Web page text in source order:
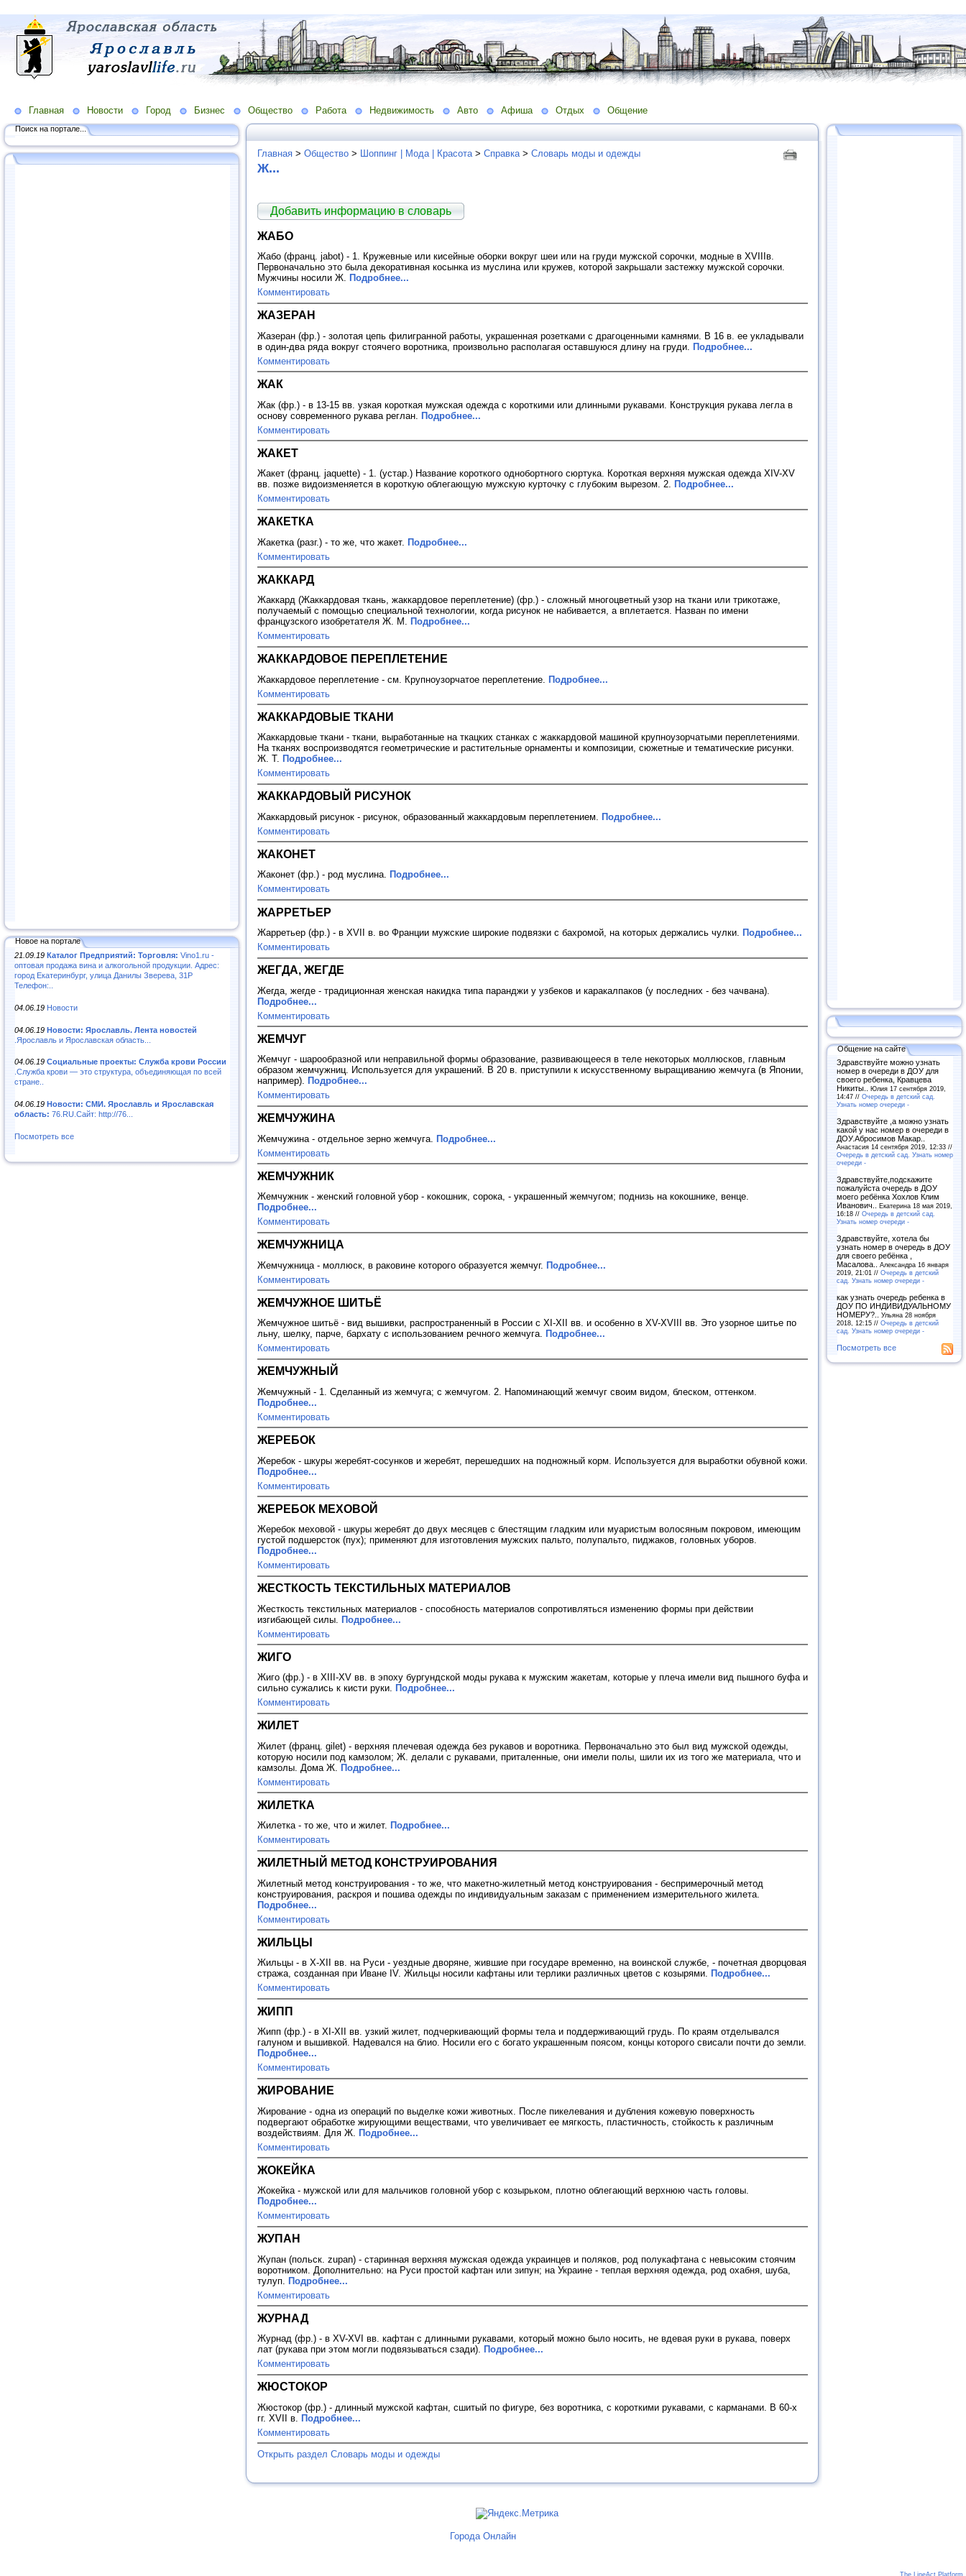
Главная Новости Город Бизнес Общество Работа Недвижимость Авто Афиша Отдых Общение
Поиск на портале...
Новое на портале
21.09.19 Каталог Предприятий: Торговля: Vino1.ru -
оптовая продажа вина и алкогольной продукции. Адрес:
город Екатеринбург, улица Данилы Зверева, 31Р
Телефон:..
04.06.19 Новости
04.06.19 Новости: Ярославль. Лента новостей
.Ярославль и Ярославская область...
04.06.19 Социальные проекты: Служба крови России
.Служба крови — это структура, объединяющая по всей
стране..
04.06.19 Новости: СМИ. Ярославль и Ярославская
область: 76.RU.Сайт: http://76...
Посмотреть все
Главная > Общество > Шоппинг | Мода | Красота > Справка > Словарь моды и одежды
Ж...
Добавить информацию в словарь
ЖАБО
Жабо (франц. jabot) - 1. Кружевные или кисейные оборки вокруг шеи или на груди мужской сорочки, модные в XVIIIв.
Первоначально это была декоративная косынка из муслина или кружев, которой закрьшали застежку мужской сорочки.
Мужчины носили Ж. Подробнее...
Комментировать
ЖАЗЕРАН
Жазеран (фр.) - золотая цепь филигранной работы, украшенная розетками с драгоценными камнями. В 16 в. ее укладывали
в один-два ряда вокруг стоячего воротника, произвольно располагая оставшуюся длину на груди.
Подробнее...
Комментировать
ЖАК
Жак (фр.) - в 13-15 вв. узкая короткая мужская одежда с короткими или длинными рукавами. Конструкция рукава легла в
основу современного рукава реглан. Подробнее...
Комментировать
ЖАКЕТ
Жакет (франц. jaquette) - 1. (устар.) Название короткого однобортного сюртука. Короткая верхняя мужская одежда XIV-XV
вв. позже видоизменяется в короткую облегающую мужскую курточку с глубоким вырезом. 2. Подробнее...
Комментировать
ЖАКЕТКА
Жакетка (разг.) - то же, что жакет. Подробнее...
Комментировать
ЖАККАРД
Жаккард (Жаккардовая ткань, жаккардовое переплетение) (фр.) - сложный многоцветный узор на ткани или трикотаже,
получаемый с помощью специальной технологии, когда рисунок не набивается, а вплетается. Назван по имени
французского изобретателя Ж. М. Подробнее...
Комментировать
ЖАККАРДОВОЕ ПЕРЕПЛЕТЕНИЕ
Жаккардовое переплетение - см. Крупноузорчатое переплетение.
Подробнее...
Комментировать
ЖАККАРДОВЫЕ ТКАНИ
Жаккардовые ткани - ткани, выработанные на ткацких станках с жаккардовой машиной крупноузорчатыми переплетениями.
На тканях воспроизводятся геометрические и растительные орнаменты и композиции, сюжетные и тематические рисунки.
Ж. Т. Подробнее...
Комментировать
ЖАККАРДОВЫЙ РИСУНОК
Жаккардовый рисунок - рисунок, образованный жаккардовым переплетением.
Подробнее...
Комментировать
ЖАКОНЕТ
Жаконет (фр.) - род муслина. Подробнее...
Комментировать
ЖАРРЕТЬЕР
Жарретьер (фр.) - в XVII в. во Франции мужские широкие подвязки с бахромой, на которых держались чулки. Подробнее...
Комментировать
ЖЕГДА, ЖЕГДЕ
Жегда, жегде - традиционная женская накидка типа паранджи у узбеков и каракалпаков (у последних - без чачвана).
Подробнее...
Комментировать
ЖЕМЧУГ
Жемчуг - шарообразной или неправильной формы образование, развивающееся в теле некоторых моллюсков, главным
образом жемчужниц. Используется для украшений. В 20 в. приступили к искусственному выращиванию жемчуга (в Японии,
например). Подробнее...
Комментировать
ЖЕМЧУЖИНА
Жемчужина - отдельное зерно жемчуга. Подробнее...
Комментировать
ЖЕМЧУЖНИК
Жемчужник - женский головной убор - кокошник, сорока, - украшенный жемчугом; поднизь на кокошнике, венце.
Подробнее...
Комментировать
ЖЕМЧУЖНИЦА
Жемчужница - моллюск, в раковине которого образуется жемчуг. Подробнее...
Комментировать
ЖЕМЧУЖНОЕ ШИТЬЁ
Жемчужное шитьё - вид вышивки, распространенный в России с XI-XII вв. и особенно в XV-XVIII вв. Это узорное шитье по
льну, шелку, парче, бархату с использованием речного жемчуга. Подробнее...
Комментировать
ЖЕМЧУЖНЫЙ
Жемчужный - 1. Сделанный из жемчуга; с жемчугом. 2. Напоминающий жемчуг своим видом, блеском, оттенком.
Подробнее...
Комментировать
ЖЕРЕБОК
Жеребок - шкуры жеребят-сосунков и жеребят, перешедших на подножный корм. Используется для выработки обувной кожи.
Подробнее...
Комментировать
ЖЕРЕБОК МЕХОВОЙ
Жеребок меховой - шкуры жеребят до двух месяцев с блестящим гладким или муаристым волосяным покровом, имеющим
густой подшерсток (пух); применяют для изготовления мужских пальто, полупальто, пиджаков, головных уборов.
Подробнее...
Комментировать
ЖЕСТКОСТЬ ТЕКСТИЛЬНЫХ МАТЕРИАЛОВ
Жесткость текстильных материалов - способность материалов сопротивляться изменению формы при действии
изгибающей силы. Подробнее...
Комментировать
ЖИГО
Жиго (фр.) - в XIII-XV вв. в эпоху бургундской моды рукава к мужским жакетам, которые у плеча имели вид пышного буфа и
сильно сужались к кисти руки. Подробнее...
Комментировать
ЖИЛЕТ
Жилет (франц. gilet) - верхняя плечевая одежда без рукавов и воротника. Первоначально это был вид мужской одежды,
которую носили под камзолом; Ж. делали с рукавами, приталенные, они имели полы, шили их из того же материала, что и
камзолы. Дома Ж.
Подробнее...
Комментировать
ЖИЛЕТКА
Жилетка - то же, что и жилет. Подробнее...
Комментировать
ЖИЛЕТНЫЙ МЕТОД КОНСТРУИРОВАНИЯ
Жилетный метод конструирования - то же, что макетно-жилетный метод конструирования - беспримерочный метод
конструирования, раскроя и пошива одежды по индивидуальным заказам с применением измерительного жилета.
Подробнее...
Комментировать
ЖИЛЬЦЫ
Жильцы - в X-XII вв. на Руси - уездные дворяне, жившие при государе временно, на воинской службе, - почетная дворцовая
стража, созданная при Иване IV. Жильцы носили кафтаны или терлики различных цветов с козырями. Подробнее...
Комментировать
ЖИПП
Жипп (фр.) - в XI-XII вв. узкий жилет, подчеркивающий формы тела и поддерживающий грудь. По краям отделывался
галуном и вышивкой. Надевался на блио. Носили его с богато украшенным поясом, концы которого свисали почти до земли.
Подробнее...
Комментировать
ЖИРОВАНИЕ
Жирование - одна из операций по выделке кожи животных. После пикелевания и дубления кожевую поверхность
подвергают обработке жирующими веществами, что увеличивает ее мягкость, пластичность, стойкость к различным
воздействиям. Для Ж. Подробнее...
Комментировать
ЖОКЕЙКА
Жокейка - мужской или для мальчиков головной убор с козырьком, плотно облегающий верхнюю часть головы.
Подробнее...
Комментировать
ЖУПАН
Жупан (польск. zupan) - старинная верхняя мужская одежда украинцев и поляков, род полукафтана с невысоким стоячим
воротником. Дополнительно: на Руси простой кафтан или зипун; на Украине - теплая верхняя одежда, род охабня, шуба,
тулуп. Подробнее...
Комментировать
ЖУРНАД
Журнад (фр.) - в XV-XVI вв. кафтан с длинными рукавами, который можно было носить, не вдевая руки в рукава, поверх
лат (рукава при этом могли подвязываться сзади). Подробнее...
Комментировать
ЖЮСТОКОР
Жюстокор (фр.) - длинный мужской кафтан, сшитый по фигуре, без воротника, с короткими рукавами, с карманами. В 60-х
гг. XVII в.
Подробнее...
Комментировать
Открыть раздел Словарь моды и одежды
Общение на сайте
Здравствуйте можно узнать
номер в очереди в ДОУ для
своего ребенка, Кравцева
Никиты.. Юлия 17 сентября 2019,
14:47 // Очередь в детский сад.
Узнать номер очереди -
Здравствуйте ,а можно узнать
какой у нас номер в очереди в
ДОУ.Абросимов Макар..
Анастасия 14 сентября 2019, 12:33 //
Очередь в детский сад. Узнать номер
очереди -
Здравствуйте,подскажите
пожалуйста очередь в ДОУ
моего ребёнка Хохлов Клим
Иванович.. Екатерина 18 мая 2019,
16:18 // Очередь в детский сад.
Узнать номер очереди -
Здравствуйте, хотела бы
узнать номер в очередь в ДОУ
для своего ребёнка ,
Масалова.. Александра 16 января
2019, 21:01 // Очередь в детский
сад. Узнать номер очереди -
как узнать очередь ребенка в
ДОУ ПО ИНДИВИДУАЛЬНОМУ
НОМЕРУ?.. Ульяна 28 ноября
2018, 12:15 // Очередь в детский
сад. Узнать номер очереди -
Посмотреть все
Города Онлайн
The LineAct Platform